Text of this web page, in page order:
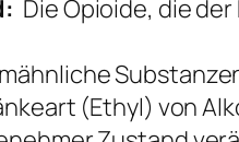
Die Opioide, die
(Ethyl) von